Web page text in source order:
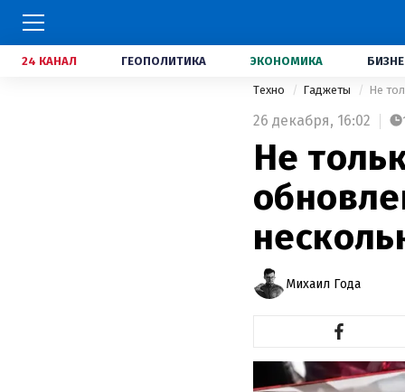
24 КАНАЛ ГЕОПОЛИТИКА ЭКОНОМИКА
Техно Гаджеты Не
26 декабря, 16:02
Не
Михаил Года